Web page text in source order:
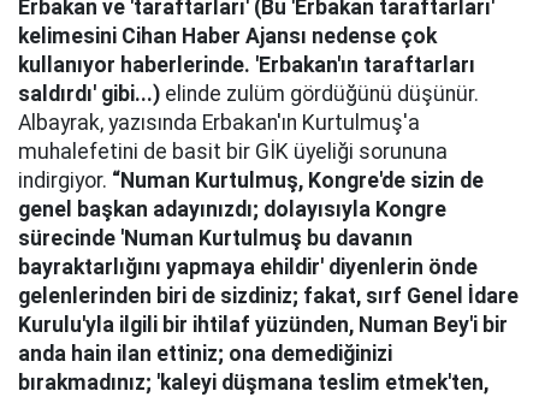
Erbakan ve 'taraftarları' (Bu 'Erbakan taraftarları'
kelimesini Cihan Haber Ajansı nedense çok
kullanıyor haberlerinde. 'Erbakan'ın taraftarları
saldırdı' gibi...) elinde zulüm gördüğünü düşünür.
Albayrak, yazısında Erbakan'ın Kurtulmuş'a
muhalefetini de basit bir GİK üyeliği sorununa
indirgiyor. “Numan Kurtulmuş, Kongre'de sizin de
genel başkan adayınızdı; dolayısıyla Kongre
sürecinde 'Numan Kurtulmuş bu davanın
bayraktarlığını yapmaya ehildir' diyenlerin önde
gelenlerinden biri de sizdiniz; fakat, sırf Genel İdare
Kurulu'yla ilgili bir ihtilaf yüzünden, Numan Bey'i bir
anda hain ilan ettiniz; ona demediğinizi
bırakmadınız; 'kaleyi düşmana teslim etmek'ten,